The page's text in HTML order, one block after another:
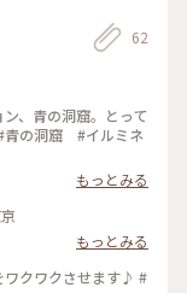
62
もっとみる
京
もっとみる
クワクさせます♪ #